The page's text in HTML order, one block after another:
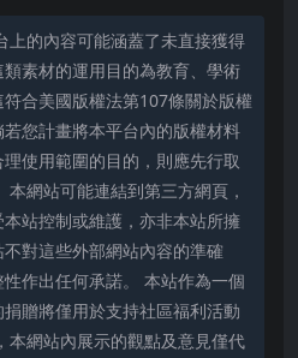
上的內容可能涵蓋了未直接獲得
素材的運用目的為教育、學術
合美國版權法第107條關於版權
您計畫將本平台內的版權材料
使用範圍的目的，則應先行取
網站可能連結到第三方網頁，
站控制或維護，亦非本站所擁
對這些外部網站內容的準確
作出任何承諾。 本站作為一個
贈將僅用於支持社區福利活動
本網站內展示的觀點及意見僅代